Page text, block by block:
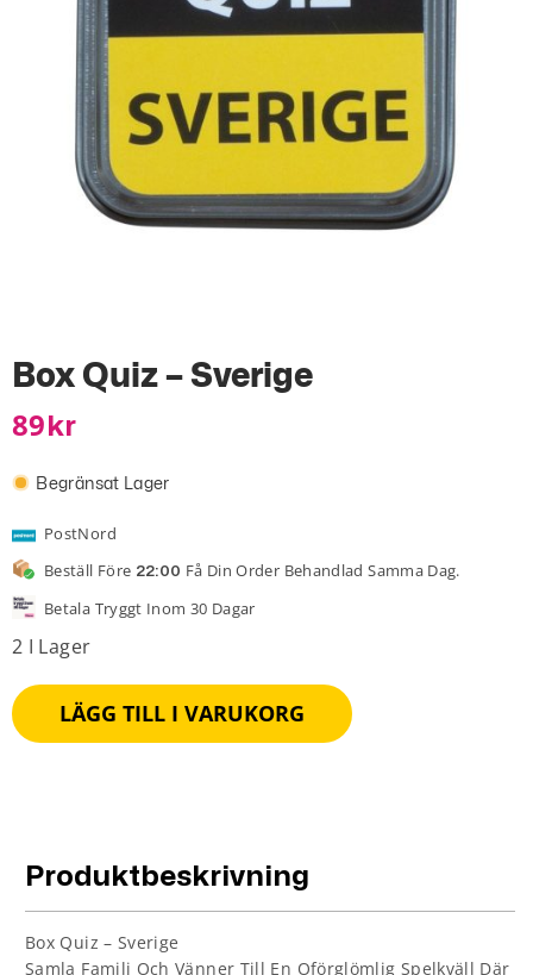
Box Quiz – Sverige
89 Kr
Begränsat Lager
PostNord
Beställ Före 22:00 Få Din Order Behandlad Samma Dag.
Betala Tryggt Inom 30 Dagar
2 I Lager
LÄGG TILL I VARUKORG
Produktbeskrivning
Box Quiz – Sverige
Samla Familj Och Vänner Till En Oförglömlig Spelkväll Där